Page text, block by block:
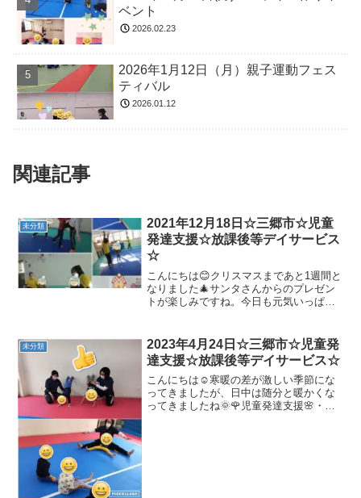
ベント
2026.02.23
2026年1月12日（月）親子運動フェス
ティバル
2026.01.12
関連記事
未分類
2021年12月18日☆三郷市☆児童
発達支援☆放課後等デイサービス
☆
こんにちは😊クリスマスまであと1週間と
なりました🎄サンタさんからのプレゼン
トが楽しみですね。今日も元気いっぱい
ン☆☆大根抜き☆☆サーキット☆☆オオ
カミとヒツジ☆🎅放課後...
未分類
2023年4月24日☆三郷市☆児童発
達支援☆放課後等デイサービス☆
こんにちは☺寒暖の差が激しい季節にな
ってきましたが、日中は随分と暖かくな
ってきましたね🌞🌹児童発達支援🌸・準